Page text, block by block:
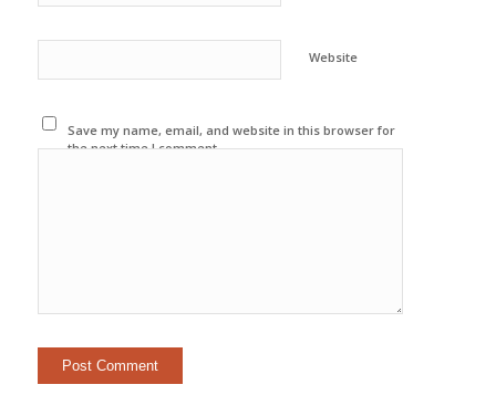
Website
Save my name, email, and website in this browser for
the next time I comment.